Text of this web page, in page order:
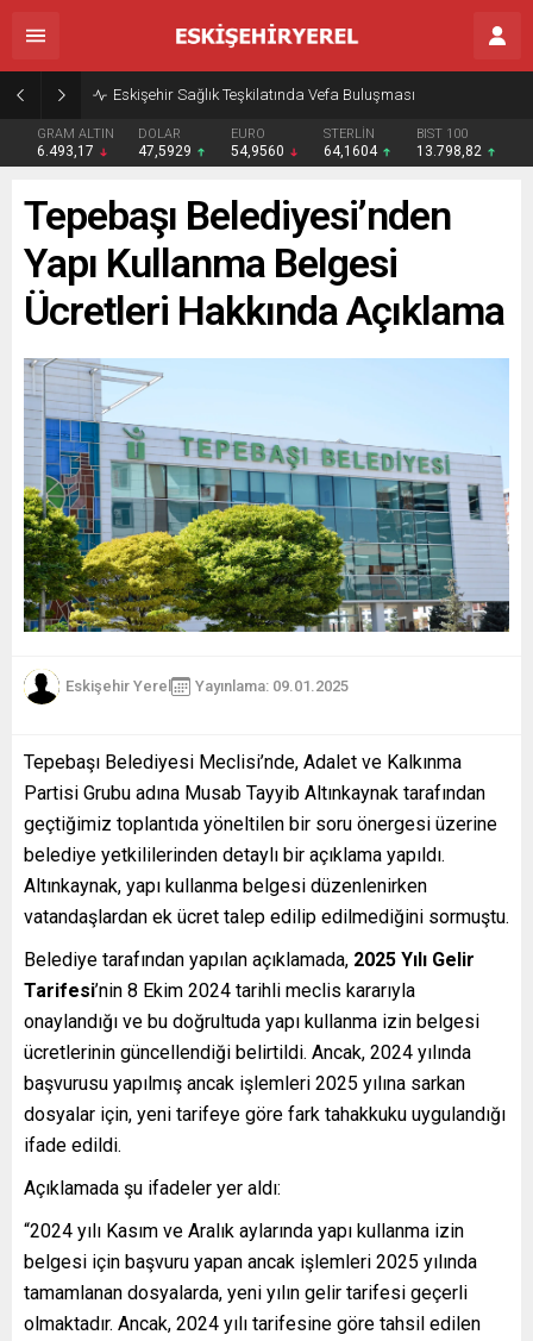
Eskişehir Sağlık Teşkilatında Vefa Buluşması
GRAM ALTIN
6.493,17
DOLAR
47,5929
EURO
54,9560
STERLİN
64,1604
BIST 100
13.798,82
Tepebaşı Belediyesi’nden
Yapı Kullanma Belgesi
Ücretleri Hakkında Açıklama
Eskişehir Yerel Yayınlama: 09.01.2025
Tepebaşı Belediyesi Meclisi’nde, Adalet ve Kalkınma
Partisi Grubu adına Musab Tayyib Altınkaynak tarafından
geçtiğimiz toplantıda yöneltilen bir soru önergesi üzerine
belediye yetkililerinden detaylı bir açıklama yapıldı.
Altınkaynak, yapı kullanma belgesi düzenlenirken
vatandaşlardan ek ücret talep edilip edilmediğini sormuştu.
Belediye tarafından yapılan açıklamada, 2025 Yılı Gelir
Tarifesi’nin 8 Ekim 2024 tarihli meclis kararıyla
onaylandığı ve bu doğrultuda yapı kullanma izin belgesi
ücretlerinin güncellendiği belirtildi. Ancak, 2024 yılında
başvurusu yapılmış ancak işlemleri 2025 yılına sarkan
dosyalar için, yeni tarifeye göre fark tahakkuku uygulandığı
ifade edildi.
Açıklamada şu ifadeler yer aldı:
“2024 yılı Kasım ve Aralık aylarında yapı kullanma izin
belgesi için başvuru yapan ancak işlemleri 2025 yılında
tamamlanan dosyalarda, yeni yılın gelir tarifesi geçerli
olmaktadır. Ancak, 2024 yılı tarifesine göre tahsil edilen